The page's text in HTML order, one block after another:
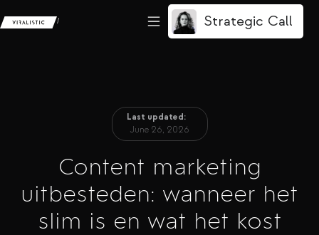
/ Strategic Call
Last updated:
June 26, 2026
Content marketing
uitbesteden: wanneer het
slim is en wat het kost